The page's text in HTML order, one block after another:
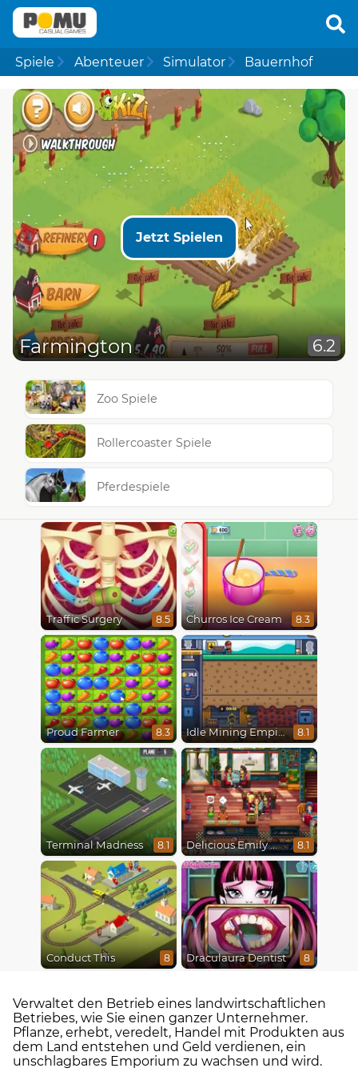
Spiele Abenteuer Simulator Bauernhof
Jetzt Spielen
Farmington 6.2
Zoo Spiele
Rollercoaster Spiele
Pferdespiele
Traffic Surgery 8.5 Churros Ice Cream 8.3
Proud Farmer 8.3 Idle Mining Empire 8.1
Terminal Madness 8.1 Delicious Emily New Beginning 8.1
Conduct This 8 Draculaura Dentist 8
Verwaltet den Betrieb eines landwirtschaftlichen
Betriebes, wie Sie einen ganzer Unternehmer.
Pflanze, erhebt, veredelt, Handel mit Produkten aus
dem Land entstehen und Geld verdienen, ein
unschlagbares Emporium zu wachsen und wird.